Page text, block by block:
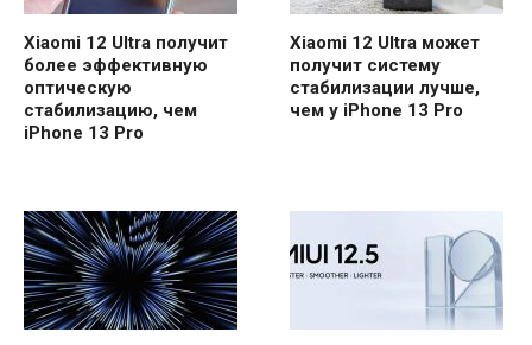
Xiaomi 12 Ultra получит
более эффективную
оптическую
стабилизацию, чем
iPhone 13 Pro
Xiaomi 12 Ultra может
получит систему
стабилизации лучше,
чем у iPhone 13 Pro